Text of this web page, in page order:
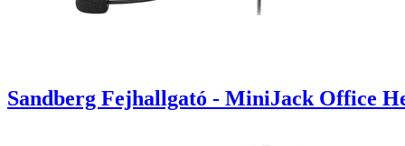
Sandberg Fejhallgató - MiniJack Office